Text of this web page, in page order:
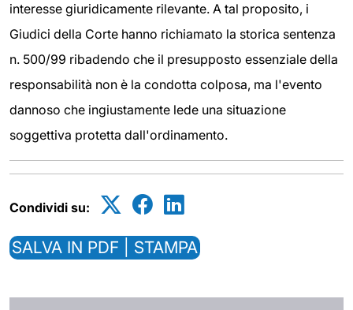
interesse giuridicamente rilevante. A tal proposito, i
Giudici della Corte hanno richiamato la storica sentenza
n. 500/99 ribadendo che il presupposto essenziale della
responsabilità non è la condotta colposa, ma l'evento
dannoso che ingiustamente lede una situazione
soggettiva protetta dall'ordinamento.
Condividi su:
SALVA IN PDF | STAMPA